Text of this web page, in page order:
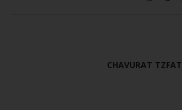
CHAVURAT TZFAT